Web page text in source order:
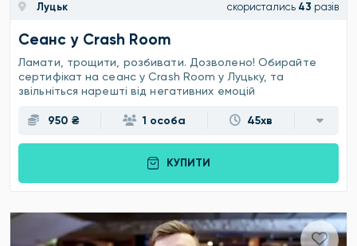
Луцьк скористались 43 разів
Сеанс у Crash Room
Ламати, трощити, розбивати. Дозволено! Обирайте
сертифікат на сеанс у Crash Room у Луцьку, та
звільніться нарешті від негативних емоцій
950 ₴ 1 особа 45хв
КУПИТИ